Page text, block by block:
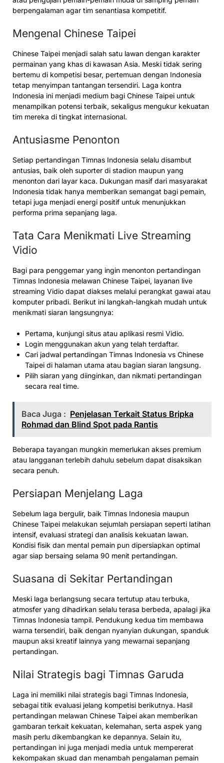
berpengalaman agar tim senantiasa kompetitif.
Mengenal Chinese Taipei
Chinese Taipei menjadi salah satu lawan dengan karakter
permainan yang khas di kawasan Asia. Meski tidak sering
bertemu di kompetisi besar, pertemuan dengan Indonesia
tetap menyimpan tantangan tersendiri. Laga kontra
Indonesia ini menjadi medium bagi Chinese Taipei untuk
menampilkan potensi terbaik, sekaligus mengukur kekuatan
tim mereka di tingkat internasional.
Antusiasme Penonton
Setiap pertandingan Timnas Indonesia selalu disambut
antusias, baik oleh suporter di stadion maupun yang
menonton dari layar kaca. Dukungan masif dari masyarakat
Indonesia tidak hanya memberikan semangat bagi pemain,
tetapi juga menjadi energi positif untuk menunjukkan
performa prima sepanjang laga.
Tata Cara Menikmati Live Streaming
Vidio
Bagi para penggemar yang ingin menonton pertandingan
Timnas Indonesia melawan Chinese Taipei, layanan live
streaming Vidio dapat diakses melalui perangkat gawai atau
komputer pribadi. Berikut ini langkah-langkah mudah untuk
menikmati siaran langsungnya:
Pertama, kunjungi situs atau aplikasi resmi Vidio.
Login menggunakan akun yang telah terdaftar.
Cari jadwal pertandingan Timnas Indonesia vs Chinese
Taipei di halaman utama atau bagian siaran langsung.
Pilih siaran yang diinginkan, dan nikmati pertandingan
secara real time.
Baca Juga : Penjelasan Terkait Status Bripka
Rohmad dan Blind Spot pada Rantis
Beberapa tayangan mungkin memerlukan akses premium
atau langganan terlebih dahulu sebelum dapat disaksikan
secara penuh.
Persiapan Menjelang Laga
Sebelum laga bergulir, baik Timnas Indonesia maupun
Chinese Taipei melakukan sejumlah persiapan seperti latihan
intensif, evaluasi strategi dan analisis kekuatan lawan.
Kondisi fisik dan mental pemain pun dipersiapkan optimal
agar siap bersaing selama 90 menit pertandingan.
Suasana di Sekitar Pertandingan
Meski laga berlangsung secara tertutup atau terbuka,
atmosfer yang dihadirkan selalu terasa berbeda, apalagi jika
Timnas Indonesia tampil. Pendukung kedua tim membawa
warna tersendiri, baik dengan nyanyian dukungan, spanduk
maupun aksi kreatif lainnya yang mewarnai sepanjang
pertandingan.
Nilai Strategis bagi Timnas Garuda
Laga ini memiliki nilai strategis bagi Timnas Indonesia,
sebagai titik evaluasi jelang kompetisi berikutnya. Hasil
pertandingan melawan Chinese Taipei akan memberikan
gambaran terkait kekuatan, kelemahan, serta aspek yang
masih perlu dikembangkan ke depannya. Selain itu,
pertandingan ini juga menjadi media untuk mempererat
kekompakan skuad dan menambah pengalaman pemain